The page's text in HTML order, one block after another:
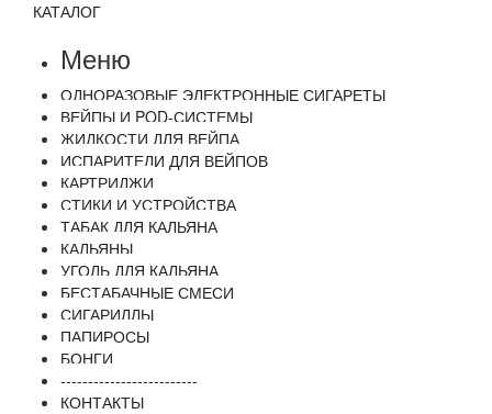
КАТАЛОГ
Меню
ОДНОРАЗОВЫЕ ЭЛЕКТРОННЫЕ СИГАРЕТЫ
ВЕЙПЫ И POD-СИСТЕМЫ
ЖИДКОСТИ ДЛЯ ВЕЙПА
ИСПАРИТЕЛИ ДЛЯ ВЕЙПОВ
КАРТРИДЖИ
СТИКИ И УСТРОЙСТВА
ТАБАК ДЛЯ КАЛЬЯНА
КАЛЬЯНЫ
УГОЛЬ ДЛЯ КАЛЬЯНА
БЕСТАБАЧНЫЕ СМЕСИ
СИГАРИЛЛЫ
ПАПИРОСЫ
БОНГИ
-------------------------
КОНТАКТЫ